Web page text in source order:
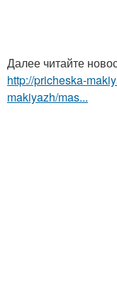
Далее читайте
http://pricheska-
makiyazh/mas...